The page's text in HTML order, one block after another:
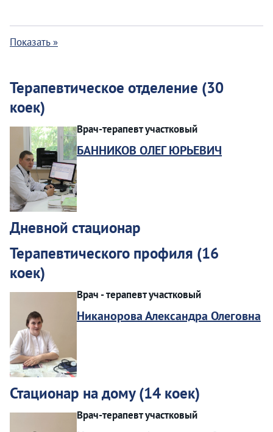
Показать »
Терапевтическое отделение (30
коек)
Врач-терапевт участковый
БАННИКОВ ОЛЕГ ЮРЬЕВИЧ
Дневной стационар
Терапевтического профиля (16
коек)
Врач - терапевт участковый
Никанорова Александра Олеговна
Стационар на дому (14 коек)
Врач-терапевт участковый